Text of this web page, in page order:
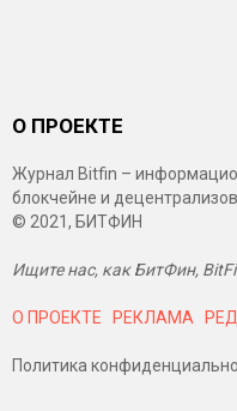
О ПРОЕКТЕ
Журнал Bitfin –
блокчейне и
© 2021, БИТФИН
Ищите нас, как БитФин,
О ПРОЕКТЕ РЕКЛАМА
Политика